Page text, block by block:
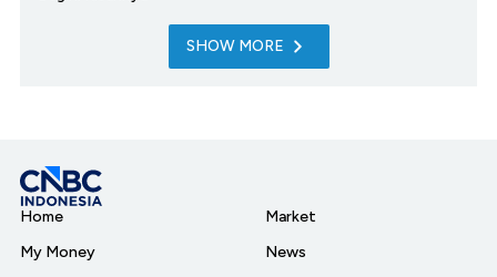
SHOW MORE
Home
My Money
Market
News